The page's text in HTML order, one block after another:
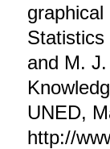
Statistics
and M.
UNED,
http://